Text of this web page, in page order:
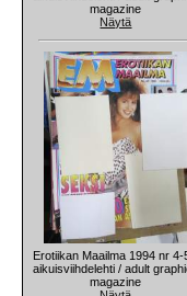
magazine
Näytä
Erotiikan Maailma 1994 nr 4-
aikuisviihdelehti / adult
magazine